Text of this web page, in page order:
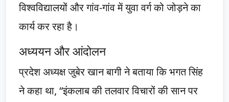
विश्वविद्यालयों और गांव-गांव में युवा वर्ग को जोड़ने का
कार्य कर रहा है।
अध्ययन और आंदोलन
प्रदेश अध्यक्ष जुबेर खान बागी ने बताया कि भगत सिंह
ने कहा था, “इंकलाब की तलवार विचारों की सान पर